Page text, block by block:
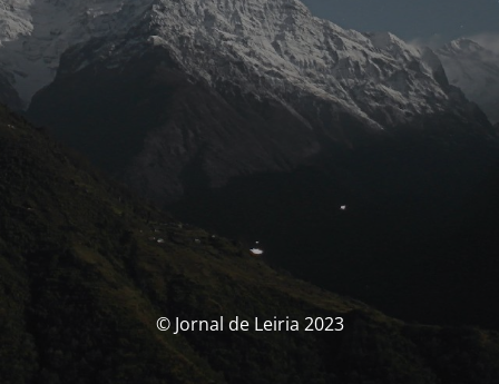
© Jornal de Leiria 2023